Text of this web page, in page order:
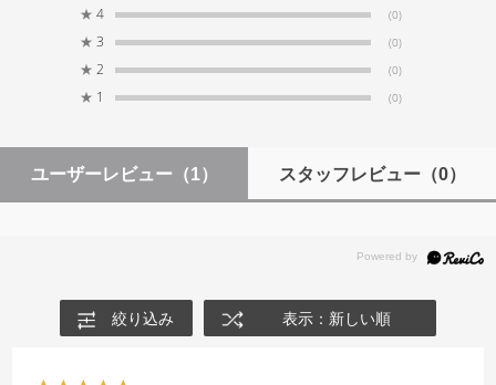
を楽しむことができます。背景を柔らかくボカした印象
的なポートレートやスナップ、街灯のきらめきを雰囲気
が広がります。さらに、被写体にピントを合わせること
ができる最短距離は30cm。小物や料理などのテーブルフ
ーンで活躍します。
全長約40.9mm、質量約144g。Panasonicフルサイズミラ
ーレス一眼カメラDC-S9にマッチしたサイズ感で、装着
ンズです。ズームレンズS-R1840の沈胴時とサイズ感を
最小絞り
7枚羽根 / 円形虹彩絞り
最大撮影倍率
0.17倍
★ 4 (0)
★ 3 (0)
★ 2 (0)
★ 1 (0)
ユーザーレビュー （1） スタッフレビュー（0）
絞り込み 表示：新しい順